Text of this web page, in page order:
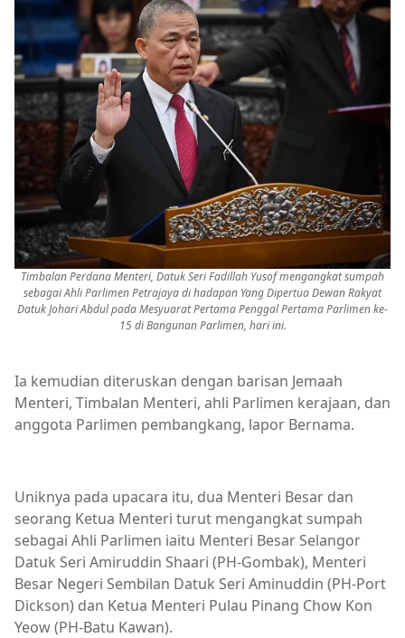
Timbalan Perdana Menteri, Datuk Seri Fadillah Yusof mengangkat sumpah
sebagai Ahli Parlimen Petrajaya di hadapan Yang Dipertua Dewan Rakyat
Datuk Johari Abdul pada Mesyuarat Pertama Penggal Pertama Parlimen ke-
15 di Bangunan Parlimen, hari ini.
Ia kemudian diteruskan dengan barisan Jemaah
Menteri, Timbalan Menteri, ahli Parlimen kerajaan, dan
anggota Parlimen pembangkang, lapor Bernama.
Uniknya pada upacara itu, dua Menteri Besar dan
seorang Ketua Menteri turut mengangkat sumpah
sebagai Ahli Parlimen iaitu Menteri Besar Selangor
Datuk Seri Amiruddin Shaari (PH-Gombak), Menteri
Besar Negeri Sembilan Datuk Seri Aminuddin (PH-Port
Dickson) dan Ketua Menteri Pulau Pinang Chow Kon
Yeow (PH-Batu Kawan).